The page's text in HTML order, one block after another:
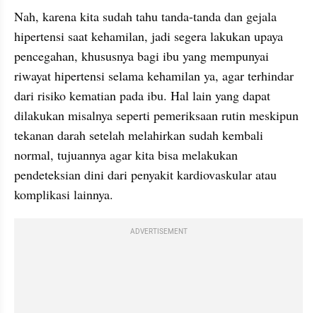
Nah, karena kita sudah tahu tanda-tanda dan gejala
hipertensi saat kehamilan, jadi segera lakukan upaya
pencegahan, khususnya bagi ibu yang mempunyai
riwayat hipertensi selama kehamilan ya, agar terhindar
dari risiko kematian pada ibu. Hal lain yang dapat
dilakukan misalnya seperti pemeriksaan rutin meskipun
tekanan darah setelah melahirkan sudah kembali
normal, tujuannya agar kita bisa melakukan
pendeteksian dini dari penyakit kardiovaskular atau
komplikasi lainnya.
ADVERTISEMENT